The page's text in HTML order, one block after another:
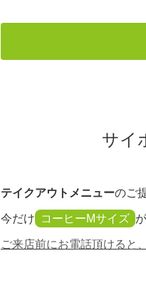
サイ
テイクアウトメニューのご
今だけ コーヒーMサイズ が
ご来店前にお電話頂けると